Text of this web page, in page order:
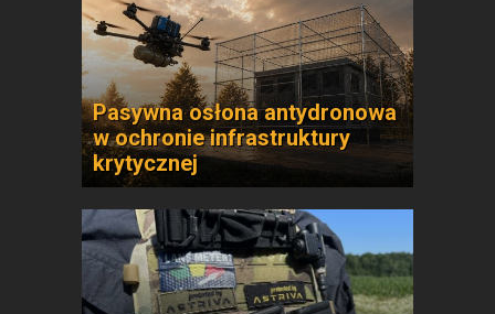
Pasywna osłona antydronowa
w ochronie infrastruktury
krytycznej